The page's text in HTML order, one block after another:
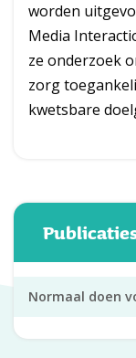
worden
Media
ze onderzoek
zorg
kwetsbare
Normaal doen